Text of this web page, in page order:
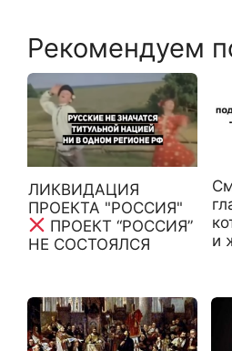
Рекомендуем
ЛИКВИДАЦИЯ
ПРОЕКТА "РОССИЯ"
ПРОЕКТ “РОССИЯ”
НЕ СОСТОЯЛСЯ
и